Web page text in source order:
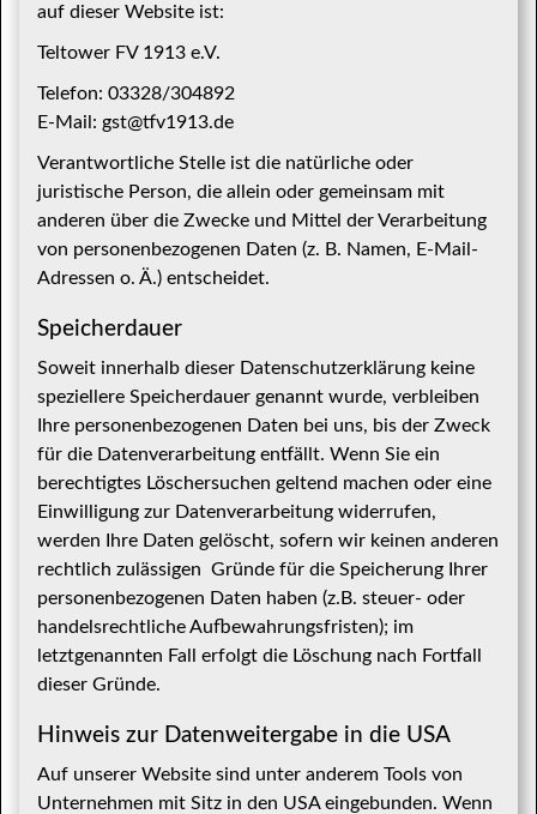
auf dieser Website ist:
Teltower FV 1913 e.V.
Telefon: 03328/304892
E-Mail: gst@tfv1913.de
Verantwortliche Stelle ist die natürliche oder
juristische Person, die allein oder gemeinsam mit
anderen über die Zwecke und Mittel der Verarbeitung
von personenbezogenen Daten (z. B. Namen, E-Mail-
Adressen o. Ä.) entscheidet.
Speicherdauer
Soweit innerhalb dieser Datenschutzerklärung keine
speziellere Speicherdauer genannt wurde, verbleiben
Ihre personenbezogenen Daten bei uns, bis der Zweck
für die Datenverarbeitung entfällt. Wenn Sie ein
berechtigtes Löschersuchen geltend machen oder eine
Einwilligung zur Datenverarbeitung widerrufen,
werden Ihre Daten gelöscht, sofern wir keinen anderen
rechtlich zulässigen Gründe für die Speicherung Ihrer
personenbezogenen Daten haben (z.B. steuer- oder
handelsrechtliche Aufbewahrungsfristen); im
letztgenannten Fall erfolgt die Löschung nach Fortfall
dieser Gründe.
Hinweis zur Datenweitergabe in die USA
Auf unserer Website sind unter anderem Tools von
Unternehmen mit Sitz in den USA eingebunden. Wenn